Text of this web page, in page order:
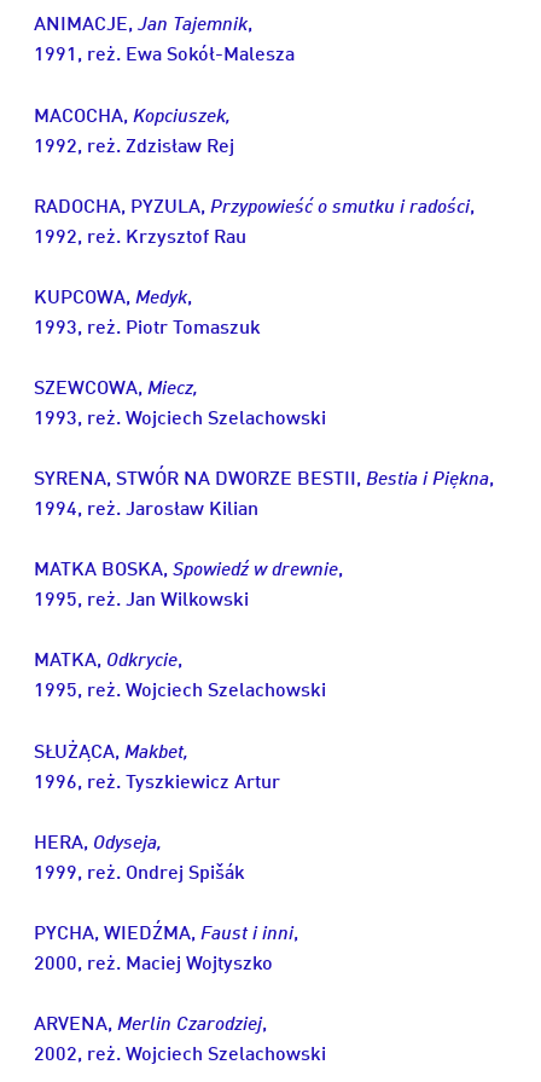
ANIMACJE, Jan Tajemnik,
1991, reż. Ewa Sokół-Malesza
MACOCHA, Kopciuszek,
1992, reż. Zdzisław Rej
RADOCHA, PYZULA, Przypowieść o smutku i radości,
1992, reż. Krzysztof Rau
KUPCOWA, Medyk,
1993, reż. Piotr Tomaszuk
SZEWCOWA, Miecz,
1993, reż. Wojciech Szelachowski
SYRENA, STWÓR NA DWORZE BESTII, Bestia i Piękna,
1994, reż. Jarosław Kilian
MATKA BOSKA, Spowiedź w drewnie,
1995, reż. Jan Wilkowski
MATKA, Odkrycie,
1995, reż. Wojciech Szelachowski
SŁUŻĄCA, Makbet,
1996, reż. Tyszkiewicz Artur
HERA, Odyseja,
1999, reż. Ondrej Spišák
PYCHA, WIEDŹMA, Faust i inni,
2000, reż. Maciej Wojtyszko
ARVENA, Merlin Czarodziej,
2002, reż. Wojciech Szelachowski